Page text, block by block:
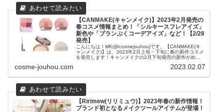
【CANMAKE(キャンメイク)】2023年2月発売の
春コスメ情報まとめ！「シルキースフレアイズ」
新色や「プランぷくコーデアイズ」など！【2/28
発売】
こんにちは！MK(@cosmejouhou)です。【CANMAKE(キ
ャンメイク)】は、2023年2月上旬・下旬に春の新作コスメ
を発売します！キャンメイクの2月下旬発売の新作がめち
cosme-jouhou.com 2023.02.07
【Ririmew(リリミュウ)】2023年春の新作情報！
ブランド初となるメイクツールアイテムが登場！